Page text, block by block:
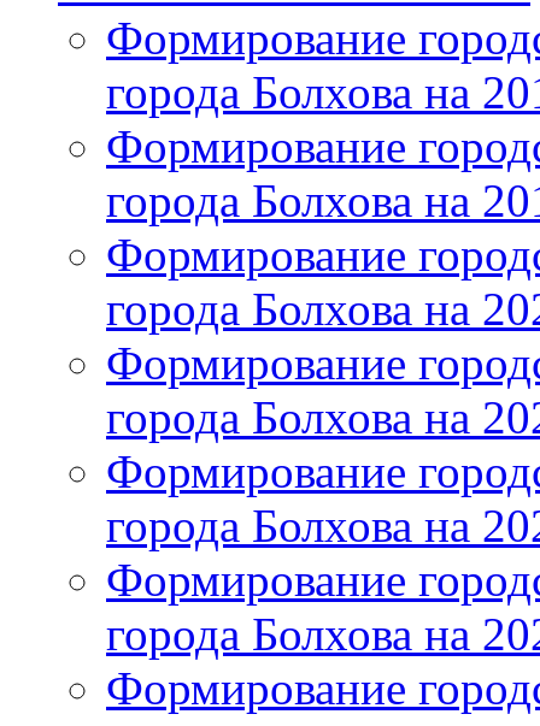
Формирование
города Болхова на
Формирование
города Болхова на
Формирование
города Болхова на
Формирование
города Болхова на
Формирование
города Болхова на
Формирование
города Болхова на
Формирование